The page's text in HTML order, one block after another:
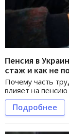
Пенсия в
стаж и как не
Почему часть
влияет на
Подробнее